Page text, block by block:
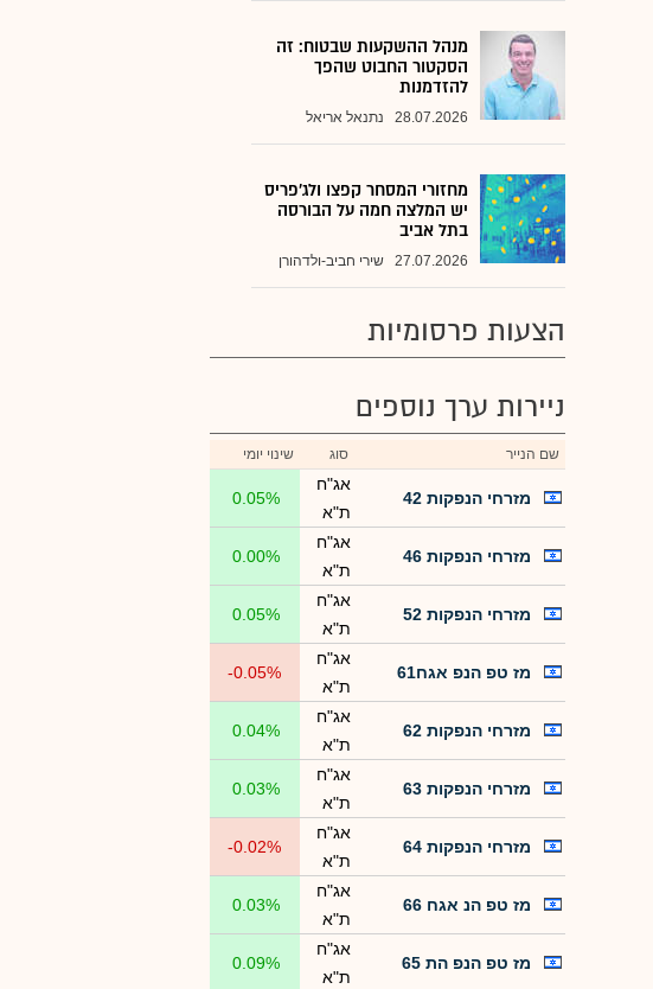
מנהל ההשקעות שבטוח: זה
הסקטור החבוט שהפך
להזדמנות
28.07.2026 נתנאל אריאל
מחזורי המסחר קפצו ולג'פריס
יש המלצה חמה על הבורסה
בתל אביב
27.07.2026 שירי חביב-ולדהורן
הצעות פרסומיות
ניירות ערך נוספים
שם הנייר סוג שינוי יומי
מזרחי הנפקות 42
אג"ח
ת"א
0.05%
מזרחי הנפקות 46
אג"ח
ת"א
0.00%
מזרחי הנפקות 52
אג"ח
ת"א
0.05%
מז טפ הנפ אגח61
אג"ח
ת"א
-0.05%
מזרחי הנפקות 62
אג"ח
ת"א
0.04%
מזרחי הנפקות 63
אג"ח
ת"א
0.03%
מזרחי הנפקות 64
אג"ח
ת"א
-0.02%
מז טפ הנ אגח 66
אג"ח
ת"א
0.03%
מז טפ הנפ הת 65
אג"ח
ת"א
0.09%